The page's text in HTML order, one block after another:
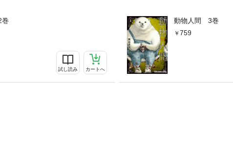
試し読み カートへ
動物人間 3巻
759